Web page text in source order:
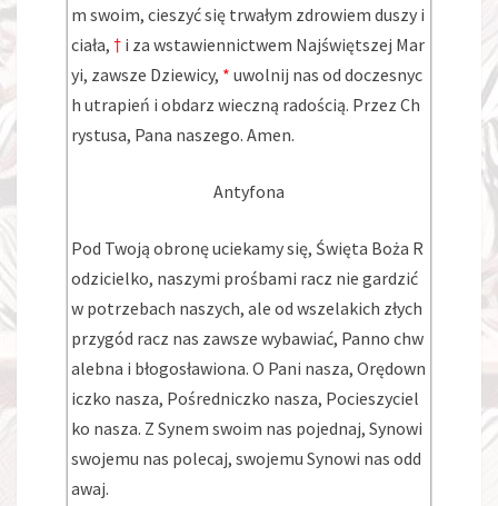
m swoim, cieszyć się trwałym zdrowiem duszy i
ciała,† i za wstawiennictwem Najświętszej Mar
yi, zawsze Dziewicy, * uwolnij nas od doczesnyc
h utrapień i obdarz wieczną radością. Przez Ch
rystusa, Pana naszego. Amen.
Antyfona
Pod Twoją obronę uciekamy się, Święta Boża R
odzicielko, naszymi prośbami racz nie gardzić
w potrzebach naszych, ale od wszelakich złych
przygód racz nas zawsze wybawiać, Panno chw
alebna i błogosławiona. O Pani nasza, Orędown
iczko nasza, Pośredniczko nasza, Pocieszyciel
ko nasza. Z Synem swoim nas pojednaj, Synowi
swojemu nas polecaj, swojemu Synowi nas odd
awaj.